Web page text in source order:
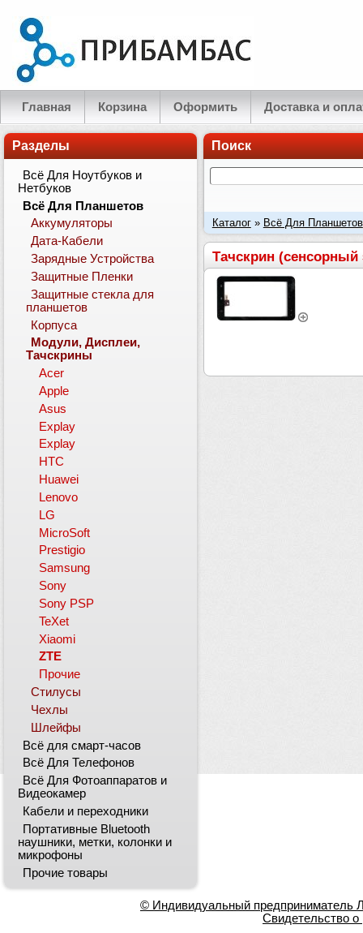
Главная Корзина Оформить Доставка и
Поиск
Каталог» Всё Для Планшетов
Тачскрин (сенсорный
Разделы
Всё Для Ноутбуков и
Нетбуков
Всё Для Планшетов
Аккумуляторы
Дата-Кабели
Зарядные Устройства
Защитные Пленки
Защитные стекла для
планшетов
Корпуса
Модули, Дисплеи,
Тачскрины
Acer
Apple
Asus
Explay
Explay
HTC
Huawei
Lenovo
LG
MicroSoft
Prestigio
Samsung
Sony
Sony PSP
TeXet
Xiaomi
ZTE
Прочие
Стилусы
Чехлы
Шлейфы
Всё для смарт-часов
Всё Для Телефонов
Всё Для Фотоаппаратов и
Видеокамер
Кабели и переходники
Портативные Bluetooth
наушники, метки, колонки и
микрофоны
Прочие товары
© Индивидуальный предприниматель
Свидетельство